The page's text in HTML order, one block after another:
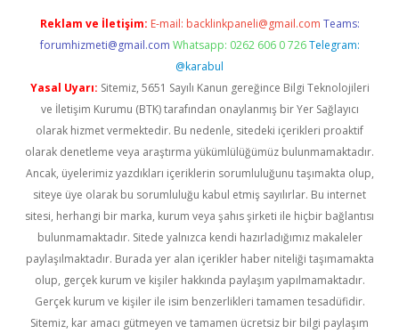
Reklam ve İletişim: E-mail: backlinkpaneli@gmail.com Teams:
forumhizmeti@gmail.com Whatsapp: 0262 606 0 726 Telegram:
@karabul
Yasal Uyarı: Sitemiz, 5651 Sayılı Kanun gereğince Bilgi Teknolojileri
ve İletişim Kurumu (BTK) tarafından onaylanmış bir Yer Sağlayıcı
olarak hizmet vermektedir. Bu nedenle, sitedeki içerikleri proaktif
olarak denetleme veya araştırma yükümlülüğümüz bulunmamaktadır.
Ancak, üyelerimiz yazdıkları içeriklerin sorumluluğunu taşımakta olup,
siteye üye olarak bu sorumluluğu kabul etmiş sayılırlar. Bu internet
sitesi, herhangi bir marka, kurum veya şahıs şirketi ile hiçbir bağlantısı
bulunmamaktadır. Sitede yalnızca kendi hazırladığımız makaleler
paylaşılmaktadır. Burada yer alan içerikler haber niteliği taşımamakta
olup, gerçek kurum ve kişiler hakkında paylaşım yapılmamaktadır.
Gerçek kurum ve kişiler ile isim benzerlikleri tamamen tesadüfidir.
Sitemiz, kar amacı gütmeyen ve tamamen ücretsiz bir bilgi paylaşım